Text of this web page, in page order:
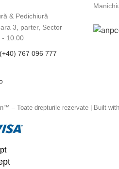
& Pedichiură
3, parter, Sector
- 10.00
(+40) 767 096 777
– Toate drepturile rezervate | Built